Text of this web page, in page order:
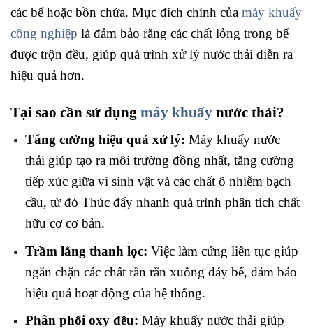
các bể hoặc bồn chứa. Mục đích chính của máy khuấy
công nghiệp là đảm bảo rằng các chất lỏng trong bể
được trộn đều, giúp quá trình xử lý nước thải diễn ra
hiệu quả hơn.
Tại sao cần sử dụng máy khuấy nước thải?
Tăng cường hiệu quả xử lý: Máy khuấy nước
thải giúp tạo ra môi trường đồng nhất, tăng cường
tiếp xúc giữa vi sinh vật và các chất ô nhiễm bạch
cầu, từ đó Thúc đẩy nhanh quá trình phân tích chất
hữu cơ cơ bản.
Trầm lắng thanh lọc: Việc làm cứng liên tục giúp
ngăn chặn các chất rắn rắn xuống đáy bể, đảm bảo
hiệu quả hoạt động của hệ thống.
Phân phối oxy đều: Máy khuấy nước thải giúp